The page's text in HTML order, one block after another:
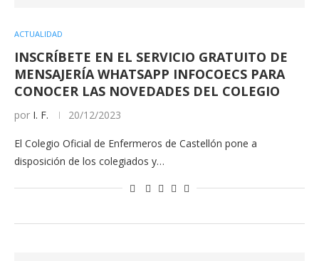
ACTUALIDAD
INSCRÍBETE EN EL SERVICIO GRATUITO DE
MENSAJERÍA WHATSAPP INFOCOECS PARA
CONOCER LAS NOVEDADES DEL COLEGIO
por I. F. 20/12/2023
El Colegio Oficial de Enfermeros de Castellón pone a
disposición de los colegiados y…